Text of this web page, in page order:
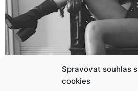
Spravovat souhlas s
cookies